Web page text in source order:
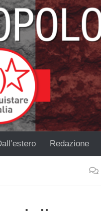
Redazione